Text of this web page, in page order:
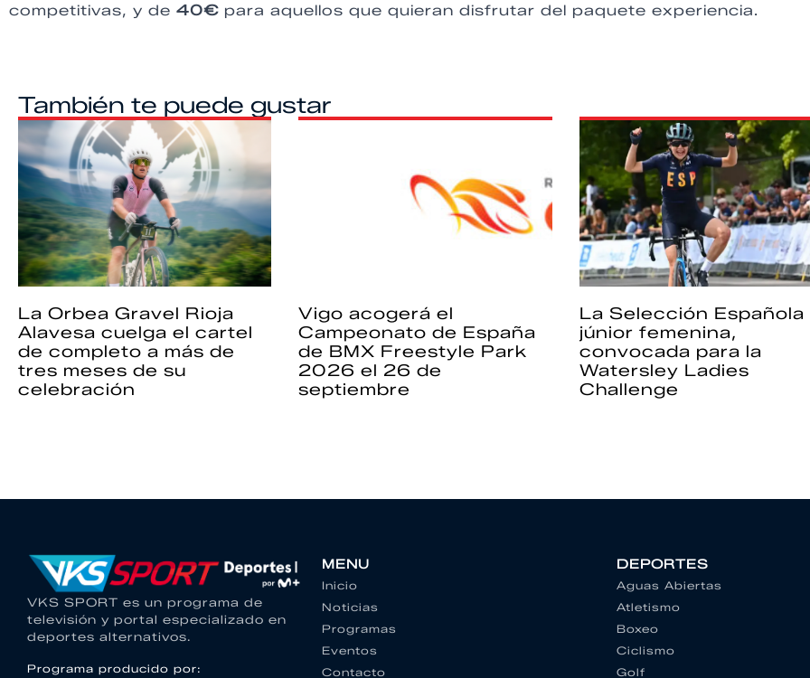
competitivas, y de 40€ para aquellos que quieran disfrutar del paquete experiencia.
También te puede gustar
La Orbea Gravel Rioja
Alavesa cuelga el cartel
de completo a más de
tres meses de su
celebración
Vigo acogerá el
Campeonato de España
de BMX Freestyle Park
2026 el 26 de
septiembre
La Selección Española
júnior femenina,
convocada para la
Watersley Ladies
Challenge
VKS SPORT es un programa de
televisión y portal especializado en
deportes alternativos.
Programa producido por:
MENU
Inicio
Noticias
Programas
Eventos
Contacto
DEPORTES
Aguas Abiertas
Atletismo
Boxeo
Ciclismo
Golf